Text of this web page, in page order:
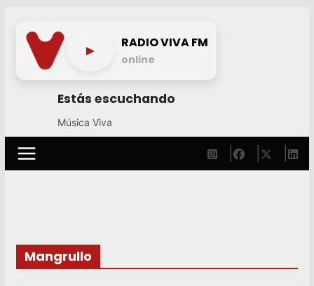
content
► RADIO VIVA FM
online
Estás escuchando
Música Viva
Mangrullo